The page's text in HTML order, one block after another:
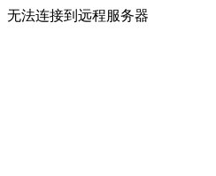
无法连接到远程服务器